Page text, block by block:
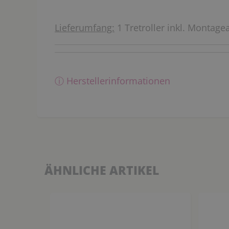
Lieferumfang: 1 Tretroller inkl.
ⓘ Herstellerinformationen
ÄHNLICHE ARTIKEL